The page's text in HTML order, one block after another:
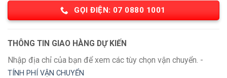
GỌI ĐIỆN: 07 0880 1001
THÔNG TIN GIAO HÀNG DỰ KIẾN
Nhập địa chỉ của bạn để xem các tùy chọn vận chuyển. -
TÍNH PHÍ VẬN CHUYỂN